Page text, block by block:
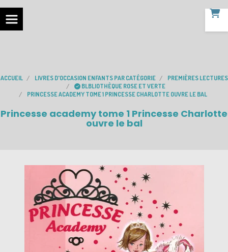
ACCUEIL LIVRES D'OCCASION ENFANTS PAR CATÉGORIE
PREMIÈRES LECTURES
BLBLIOTHÈQUE ROSE ET VERTE
PRINCESSE ACADEMY TOME 1 PRINCESSE CHARLOTTE OUVRE LE BAL
Princesse academy tome 1 Princesse Charlotte
ouvre le bal